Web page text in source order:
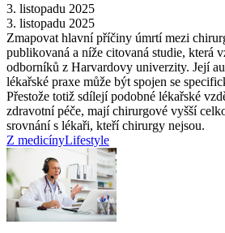
3. listopadu 2025
3. listopadu 2025
Zmapovat hlavní příčiny úmrtí mezi
publikovaná a níže citovaná studie, která
odborníků z Harvardovy univerzity. Její
lékařské praxe může být spojen se
Přestože totiž sdílejí podobné lékařské
zdravotní péče, mají chirurgové vyšší
srovnání s lékaři, kteří chirurgy nejsou.
Z medicínyLifestyle